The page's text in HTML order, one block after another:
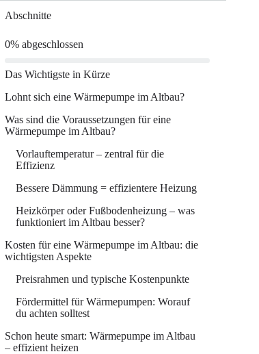
Abschnitte
0% abgeschlossen
Das Wichtigste in Kürze
Lohnt sich eine Wärmepumpe im Altbau?
Was sind die Voraussetzungen für eine
Wärmepumpe im Altbau?
Vorlauftemperatur – zentral für die
Effizienz
Bessere Dämmung = effizientere Heizung
Heizkörper oder Fußbodenheizung – was
funktioniert im Altbau besser?
Kosten für eine Wärmepumpe im Altbau: die
wichtigsten Aspekte
Preisrahmen und typische Kostenpunkte
Fördermittel für Wärmepumpen: Worauf
du achten solltest
Schon heute smart: Wärmepumpe im Altbau
– effizient heizen